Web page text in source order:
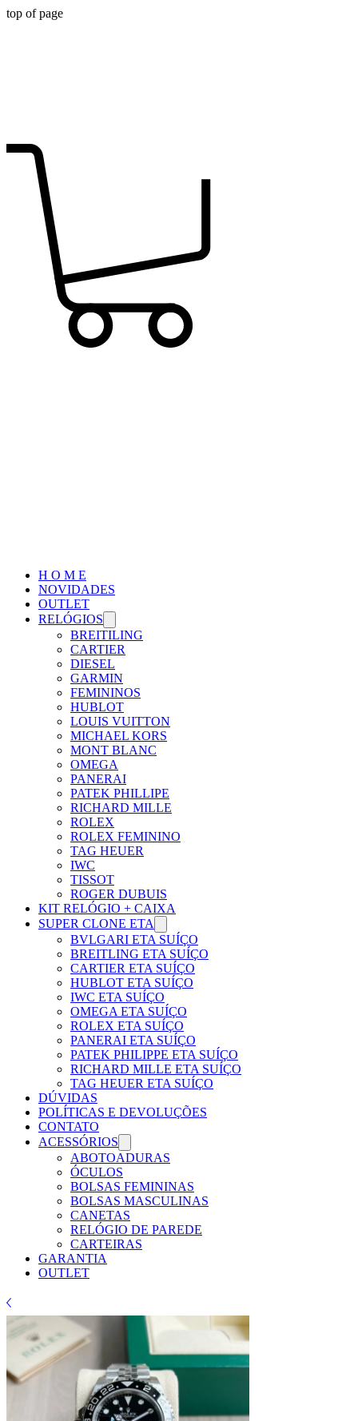
top of page
H O M E
NOVIDADES
OUTLET
RELÓGIOS
BREITILING
CARTIER
DIESEL
GARMIN
FEMININOS
HUBLOT
LOUIS VUITTON
MICHAEL KORS
MONT BLANC
OMEGA
PANERAI
PATEK PHILLIPE
RICHARD MILLE
ROLEX
ROLEX FEMININO
TAG HEUER
IWC
TISSOT
ROGER DUBUIS
KIT RELÓGIO + CAIXA
SUPER CLONE ETA
BVLGARI ETA SUÍÇO
BREITLING ETA SUÍÇO
CARTIER ETA SUÍÇO
HUBLOT ETA SUÍÇO
IWC ETA SUÍÇO
OMEGA ETA SUÍÇO
ROLEX ETA SUÍÇO
PANERAI ETA SUÍÇO
PATEK PHILIPPE ETA SUÍÇO
RICHARD MILLE ETA SUÍÇO
TAG HEUER ETA SUÍÇO
DÚVIDAS
POLÍTICAS E DEVOLUÇÕES
CONTATO
ACESSÓRIOS
ABOTOADURAS
ÓCULOS
BOLSAS FEMININAS
BOLSAS MASCULINAS
CANETAS
RELÓGIO DE PAREDE
CARTEIRAS
GARANTIA
OUTLET